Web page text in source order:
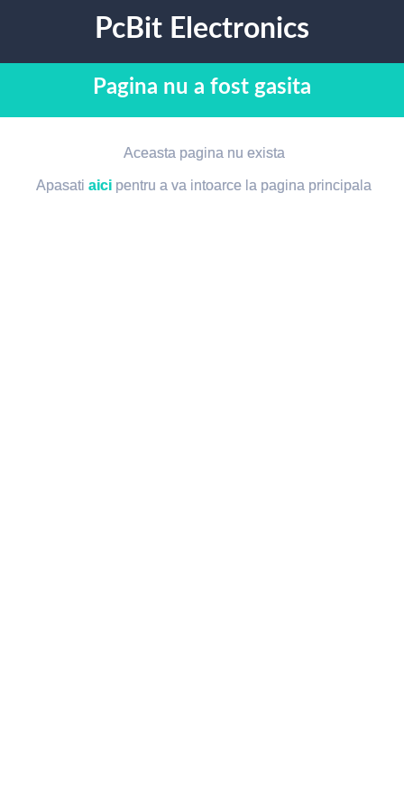
PcBit Electronics
Pagina nu a fost gasita
Aceasta pagina nu exista
Apasatiaici pentru a va intoarce la pagina principala